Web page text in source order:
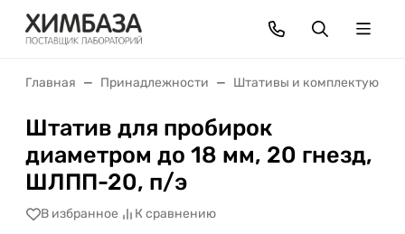
Главная Принадлежности Штативы и комплектующие
Штатив для пробирок
диаметром до 18 мм, 20 гнезд,
ШЛПП-20, п/э
В избранное К сравнению